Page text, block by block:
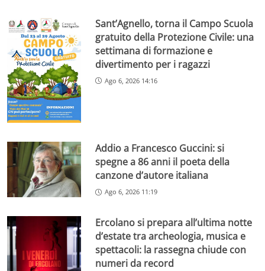
Sant’Agnello, torna il Campo Scuola
gratuito della Protezione Civile: una
settimana di formazione e
divertimento per i ragazzi
Ago 6, 2026 14:16
Addio a Francesco Guccini: si
spegne a 86 anni il poeta della
canzone d’autore italiana
Ago 6, 2026 11:19
Ercolano si prepara all’ultima notte
d’estate tra archeologia, musica e
spettacoli: la rassegna chiude con
numeri da record